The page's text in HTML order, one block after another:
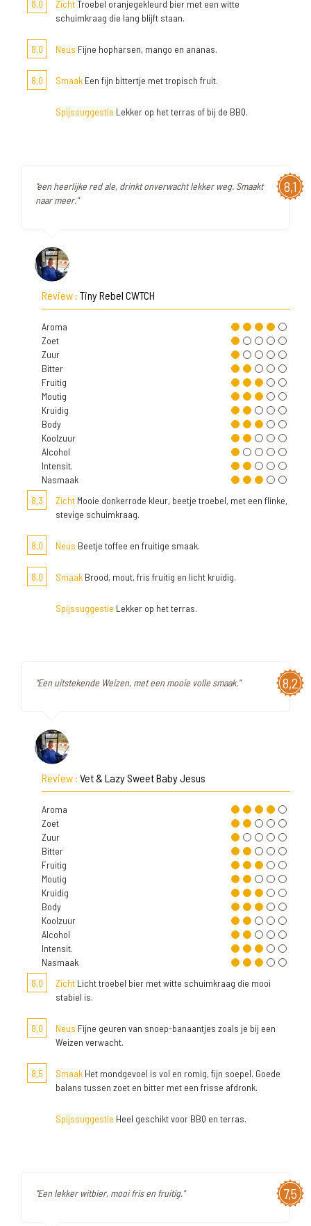
8,0 ZichtTroebel oranjegekleurd bier met een witte
schuimkraag die lang blijft staan.
8,0 Neus Fijne hopharsen, mango en ananas.
8,0 Smaak Een fijn bittertje met tropisch fruit.
Spijssuggestie Lekker op het terras of bij de BBQ.
8,1
"een heerlijke red ale, drinkt onverwacht lekker weg. Smaakt
naar meer."
Review : Tiny Rebel CWTCH
Aroma
Zoet
Zuur
Bitter
Fruitig
Moutig
Kruidig
Body
Koolzuur
Alcohol
Intensit.
Nasmaak
8,3
Zicht Mooie donkerrode kleur, beetje troebel, met een flinke,
stevige schuimkraag.
8,0 Neus Beetje toffee en fruitige smaak.
8,0 Smaak Brood, mout, fris fruitig en licht kruidig.
Spijssuggestie Lekker op het terras.
8,2
"Een uitstekende Weizen, met een mooie volle smaak."
Review : Vet & Lazy Sweet Baby Jesus
Aroma
Zoet
Zuur
Bitter
Fruitig
Moutig
Kruidig
Body
Koolzuur
Alcohol
Intensit.
Nasmaak
8,0
Zicht Licht troebel bier met witte schuimkraag die mooi
stabiel is.
8,0 Neus Fijne geuren van snoep-banaantjes zoals je bij een
Weizen verwacht.
8,5 Smaak Het mondgevoel is vol en romig, fijn soepel. Goede
balans tussen zoet en bitter met een frisse afdronk.
Spijssuggestie Heel geschikt voor BBQ en terras.
7,5
"Een lekker witbier, mooi fris en fruitig."